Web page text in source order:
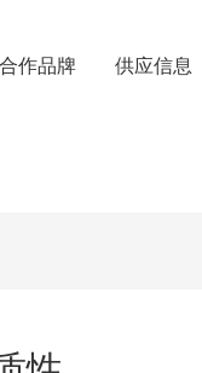
合作品牌 供应信息